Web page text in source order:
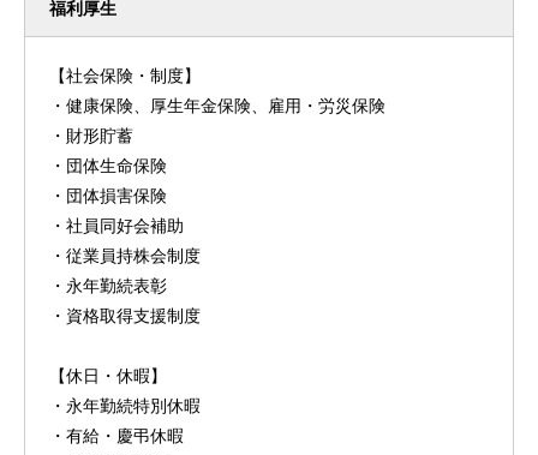
福利厚生
【社会保険・制度】
・健康保険、厚生年金保険、雇用・労災保険
・財形貯蓄
・団体生命保険
・団体損害保険
・社員同好会補助
・従業員持株会制度
・永年勤続表彰
・資格取得支援制度
【休日・休暇】
・永年勤続特別休暇
・有給・慶弔休暇